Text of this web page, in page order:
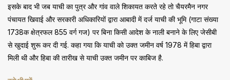
इसके बाद भी जब याची का पुत्र और गांव वाले शिकायत करते रहे तो चैयरमैन नगर
पंचायत खिवाई और सरकारी अधिकारियों द्वारा आबादी में दर्ज याची की भूमि (गाटा संख्या
1738क क्षेत्रफल 855 वर्ग गज) पर बिना किसी आदेश के नाली बनाने के लिए जेसीबी
से खुदाई शुरू कर दी गई. कहा गया कि याची को उक्त जमीन वर्ष 1978 में हिबा द्वारा
मिली थी और हिबा की तारीख से याची उक्त जमीन पर काबिज है.